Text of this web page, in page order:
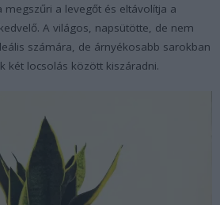
megszűri a levegőt és eltávolítja a
A világos, napsütötte, de nem
számára, de árnyékosabb sarokban
két locsolás között kiszáradni.